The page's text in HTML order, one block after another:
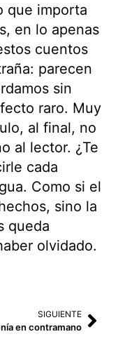
que importa
en lo apenas
cuentos
parecen
sin
raro. Muy
al final, no
al lector. ¿Te
cada
Como si el
sino la
queda
olvidado.
SIGUIENTE
en contramano